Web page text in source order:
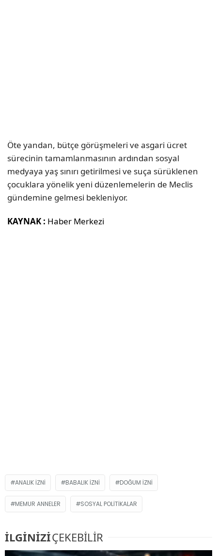
Öte yandan, bütçe görüşmeleri ve asgari ücret
sürecinin tamamlanmasının ardından sosyal
medyaya yaş sınırı getirilmesi ve suça sürüklenen
çocuklara yönelik yeni düzenlemelerin de Meclis
gündemine gelmesi bekleniyor.
KAYNAK : Haber Merkezi
ANALIK IZNI BABALIK IZNI DOĞUM IZNI
MEMUR ANNELER SOSYAL POLITIKALAR
İLGİNİZİÇEKEBİLİR